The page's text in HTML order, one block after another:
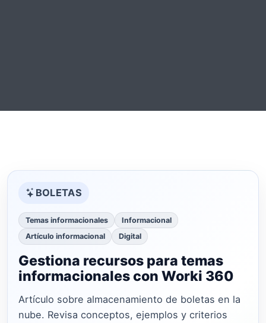
BOLETAS
Temas informacionales
Informacional
Artículo informacional
Digital
Gestiona recursos para temas
informacionales con Worki 360
Artículo sobre almacenamiento de boletas en la
nube. Revisa conceptos, ejemplos y criterios